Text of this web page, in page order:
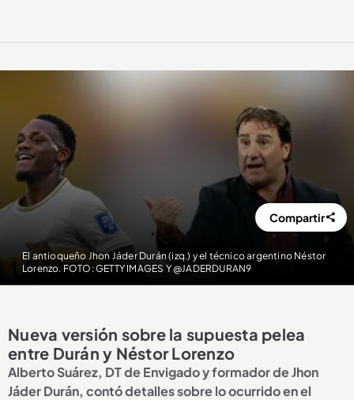
El antioqueño Jhon Jáder Durán (izq.) y el técnico argentino Néstor
Lorenzo. FOTO: GETTY IMAGES Y @JADERDURAN9
Compartir
Nueva versión sobre la supuesta pelea
entre Durán y Néstor Lorenzo
Alberto Suárez, DT de Envigado y formador de Jhon
Jáder Durán, contó detalles sobre lo ocurrido en el